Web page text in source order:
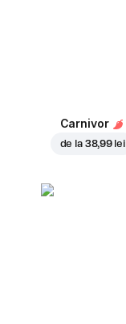
Carnivor
de la 38,99 lei